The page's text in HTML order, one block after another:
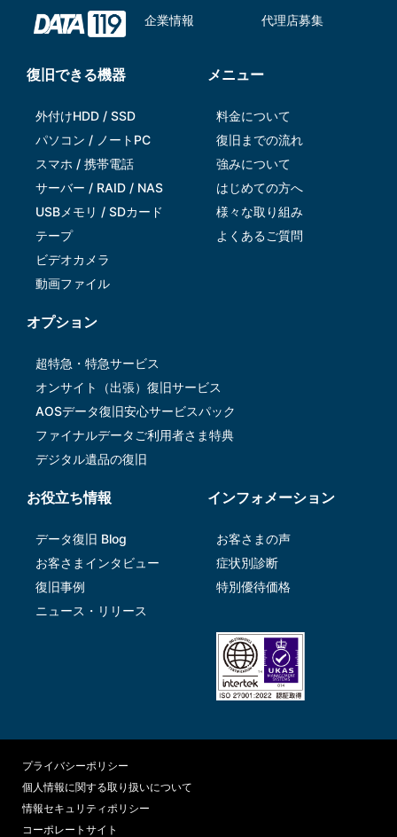
企業情報 代理店募集
復旧できる機器
外付けHDD / SSD
パソコン / ノートPC
スマホ / 携帯電話
サーバー / RAID / NAS
USBメモリ / SDカード
テープ
ビデオカメラ
動画ファイル
メニュー
料金について
復旧までの流れ
強みについて
はじめての方へ
様々な取り組み
よくあるご質問
オプション
超特急・特急サービス
オンサイト（出張）復旧サービス
AOSデータ復旧安⼼サービスパック
ファイナルデータご利⽤者さま特典
デジタル遺品の復旧
お役立ち情報
データ復旧 Blog
お客さまインタビュー
復旧事例
ニュース・リリース
インフォメーション
お客さまの声
症状別診断
特別優待価格
プライバシーポリシー
個人情報に関する取り扱いについて
情報セキュリティポリシー
コーポレートサイト